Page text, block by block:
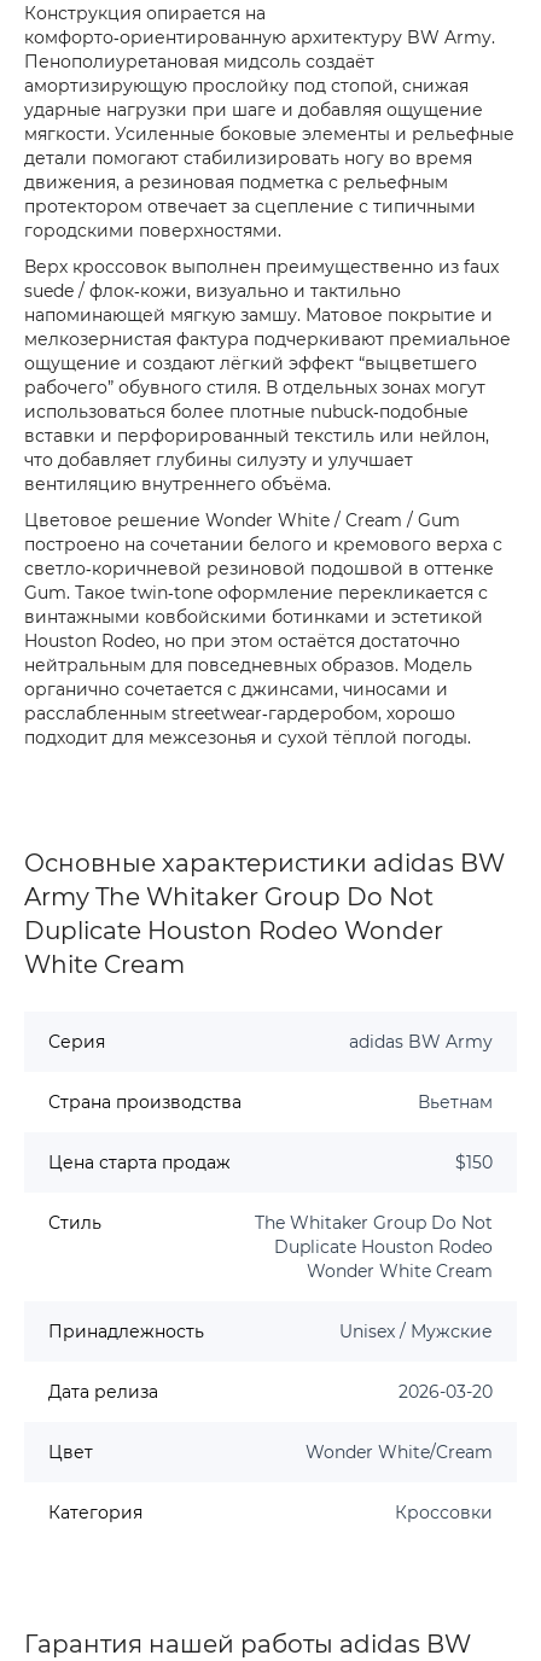
Конструкция опирается на
комфорто‑ориентированную архитектуру BW Army.
Пенополиуретановая мидсоль создаёт
амортизирующую прослойку под стопой, снижая
ударные нагрузки при шаге и добавляя ощущение
мягкости. Усиленные боковые элементы и рельефные
детали помогают стабилизировать ногу во время
движения, а резиновая подметка с рельефным
протектором отвечает за сцепление с типичными
городскими поверхностями.
Верх кроссовок выполнен преимущественно из faux
suede / флок‑кожи, визуально и тактильно
напоминающей мягкую замшу. Матовое покрытие и
мелкозернистая фактура подчеркивают премиальное
ощущение и создают лёгкий эффект “выцветшего
рабочего” обувного стиля. В отдельных зонах могут
использоваться более плотные nubuck‑подобные
вставки и перфорированный текстиль или нейлон,
что добавляет глубины силуэту и улучшает
вентиляцию внутреннего объёма.
Цветовое решение Wonder White / Cream / Gum
построено на сочетании белого и кремового верха с
светло‑коричневой резиновой подошвой в оттенке
Gum. Такое twin‑tone оформление перекликается с
винтажными ковбойскими ботинками и эстетикой
Houston Rodeo, но при этом остаётся достаточно
нейтральным для повседневных образов. Модель
органично сочетается с джинсами, чиносами и
расслабленным streetwear‑гардеробом, хорошо
подходит для межсезонья и сухой тёплой погоды.
Основные характеристики adidas BW
Army The Whitaker Group Do Not
Duplicate Houston Rodeo Wonder
White Cream
Серия adidas BW Army
Страна производства Вьетнам
Цена старта продаж $150
Стиль
The Whitaker Group Do Not
Duplicate Houston Rodeo
Wonder White Cream
Принадлежность Unisex / Мужские
Дата релиза 2026-03-20
Цвет Wonder White/Cream
Категория Кроссовки
Гарантия нашей работы adidas BW